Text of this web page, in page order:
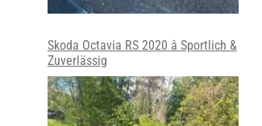
Skoda Octavia RS 2020 â Sportlich &
Zuverlässig